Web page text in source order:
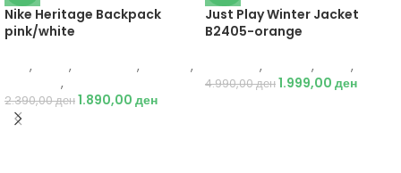
Nike Heritage Backpack
pink/white
, , ,
,
,
2.390,00ден1.890,00 ден
Just Play Winter Jacket
B2405-orange
, , ,
4.990,00ден1.999,00 ден